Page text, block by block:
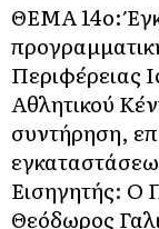
ΘΕΜΑ 14o:
Περιφέρειας
Αθλητικού
συντήρηση,
Εισηγητής: Ο
Θεόδωρος